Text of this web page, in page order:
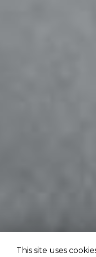
This site uses